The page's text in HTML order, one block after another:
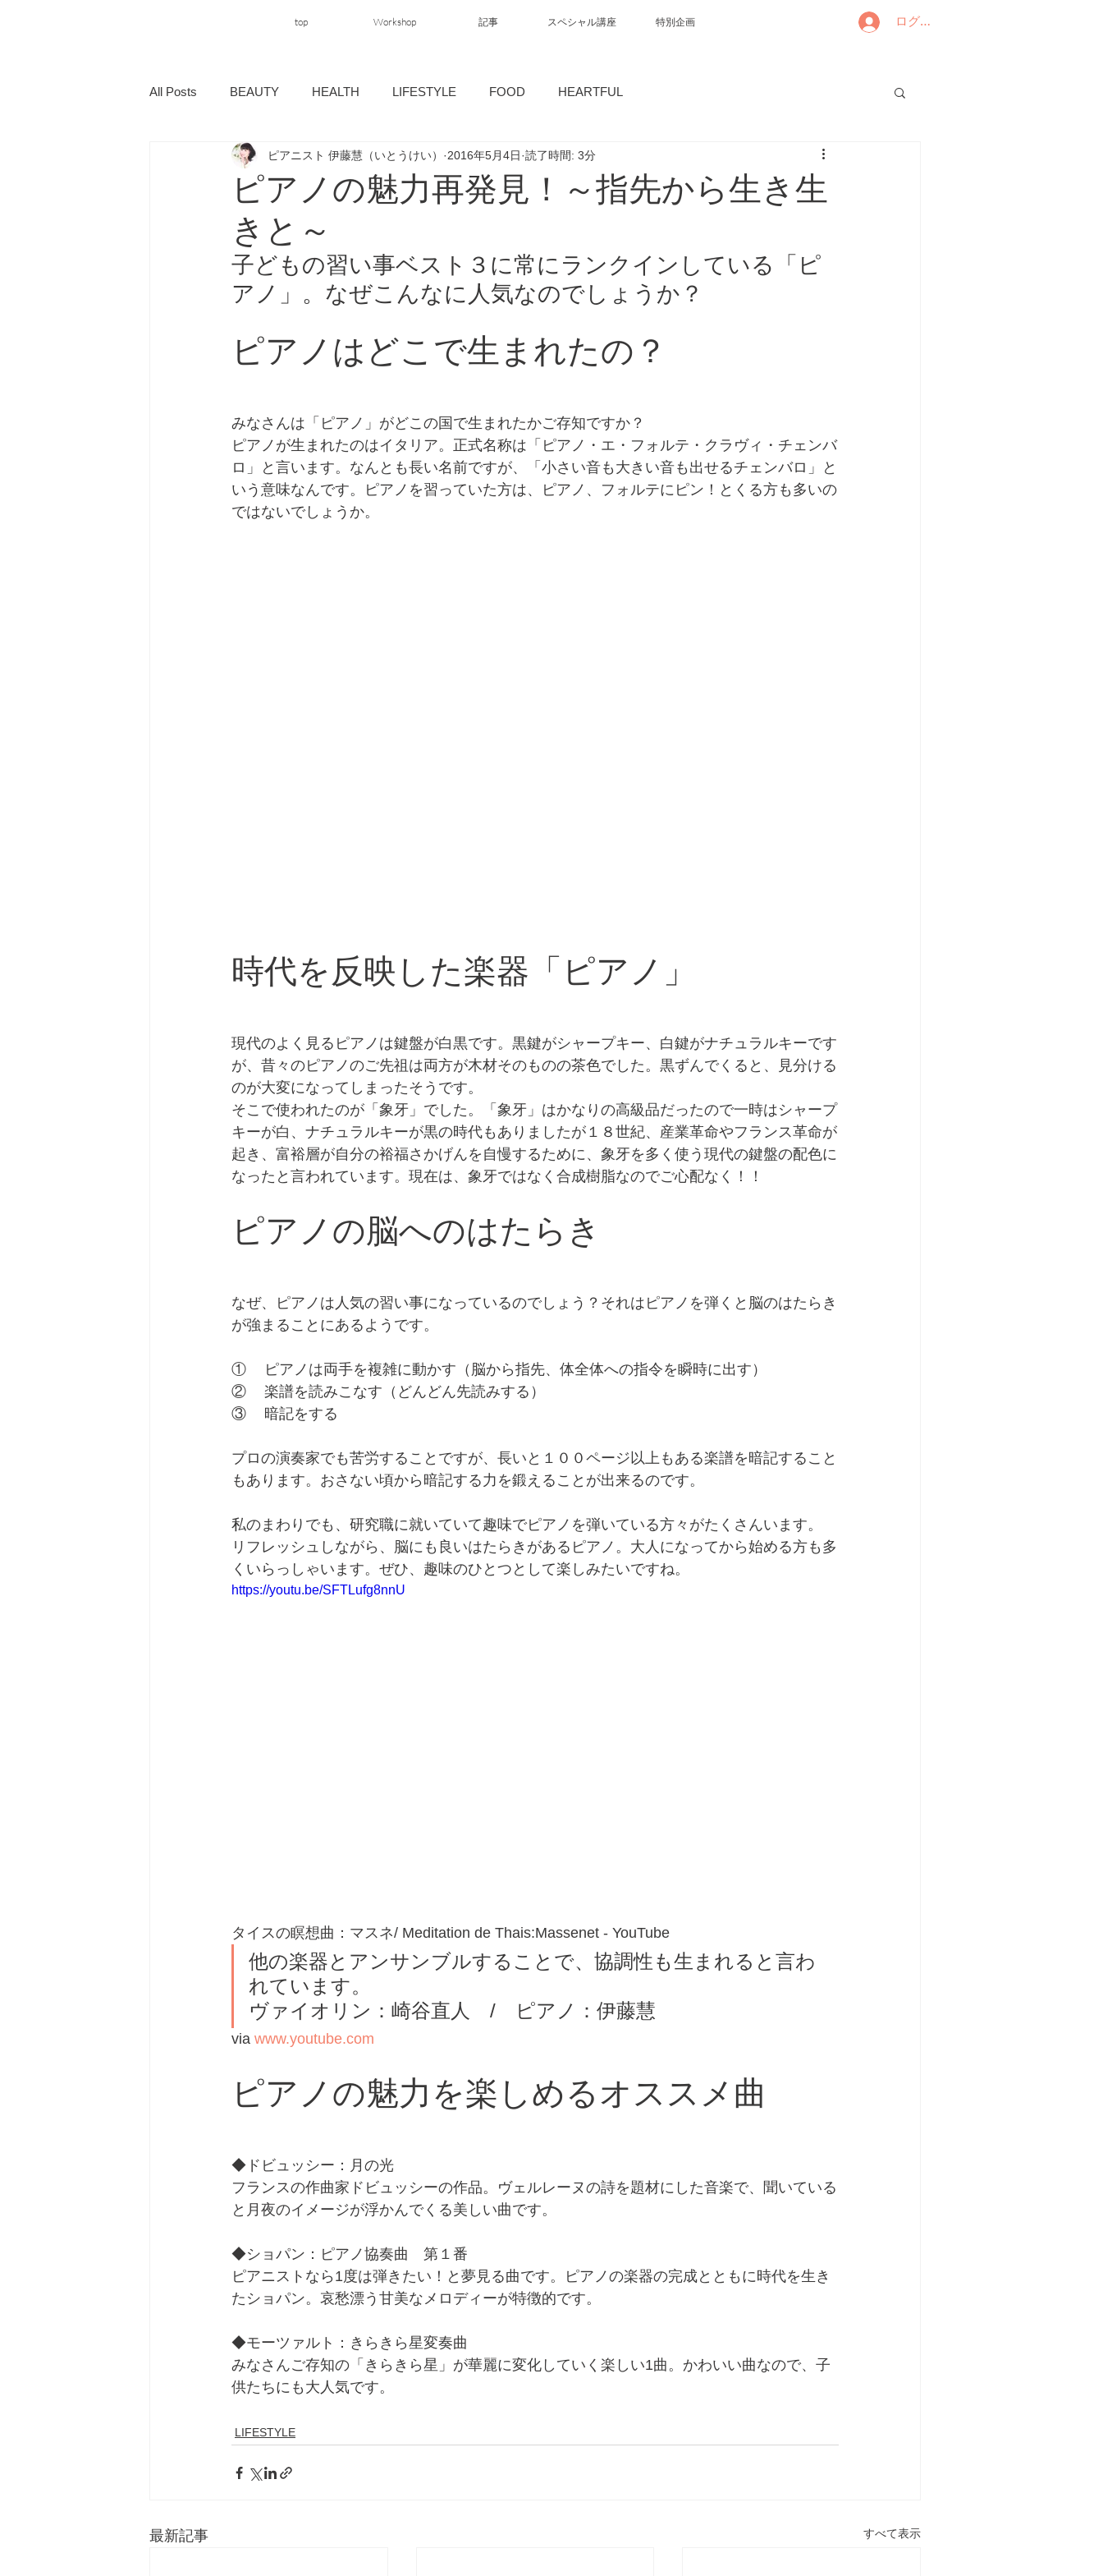
top Workshop 記事 スペシャル講座 特別企画 ログイン
All Posts BEAUTY HEALTH LIFESTYLE FOOD HEARTFUL
ピアノの魅力再発見！～指先から生き生
きと～
ピアニスト 伊藤慧（いとうけい） 2016年5月4日 読了時間: 3分
子どもの習い事ベスト３に常にランクインしている「ピ
アノ」。なぜこんなに人気なのでしょうか？
ピアノはどこで生まれたの？
みなさんは「ピアノ」がどこの国で生まれたかご存知ですか？
ピアノが生まれたのはイタリア。正式名称は「ピアノ・エ・フォルテ・クラヴィ・チェンバ
ロ」と言います。なんとも長い名前ですが、「小さい音も大きい音も出せるチェンバロ」と
いう意味なんです。ピアノを習っていた方は、ピアノ、フォルテにピン！とくる方も多いの
ではないでしょうか。
時代を反映した楽器「ピアノ」
現代のよく見るピアノは鍵盤が白黒です。黒鍵がシャープキー、白鍵がナチュラルキーです
が、昔々のピアノのご先祖は両方が木材そのものの茶色でした。黒ずんでくると、見分ける
のが大変になってしまったそうです。
そこで使われたのが「象牙」でした。「象牙」はかなりの高級品だったので一時はシャープ
キーが白、ナチュラルキーが黒の時代もありましたが１８世紀、産業革命やフランス革命が
起き、富裕層が自分の裕福さかげんを自慢するために、象牙を多く使う現代の鍵盤の配色に
なったと言われています。現在は、象牙ではなく合成樹脂なのでご心配なく！！
ピアノの脳へのはたらき
なぜ、ピアノは人気の習い事になっているのでしょう？それはピアノを弾くと脳のはたらき
が強まることにあるようです。
①	ピアノは両手を複雑に動かす（脳から指先、体全体への指令を瞬時に出す）
②	楽譜を読みこなす（どんどん先読みする）
③	暗記をする
プロの演奏家でも苦労することですが、長いと１００ページ以上もある楽譜を暗記すること
もあります。おさない頃から暗記する力を鍛えることが出来るのです。
私のまわりでも、研究職に就いていて趣味でピアノを弾いている方々がたくさんいます。
リフレッシュしながら、脳にも良いはたらきがあるピアノ。大人になってから始める方も多
くいらっしゃいます。ぜひ、趣味のひとつとして楽しみたいですね。
https://youtu.be/SFTLufg8nnU
タイスの瞑想曲：マスネ/ Meditation de Thais:Massenet - YouTube
他の楽器とアンサンブルすることで、協調性も生まれると言わ
れています。
ヴァイオリン：崎谷直人　/　ピアノ：伊藤慧
via www.youtube.com
ピアノの魅力を楽しめるオススメ曲
◆ドビュッシー：月の光
フランスの作曲家ドビュッシーの作品。ヴェルレーヌの詩を題材にした音楽で、聞いている
と月夜のイメージが浮かんでくる美しい曲です。
◆ショパン：ピアノ協奏曲　第１番
ピアニストなら1度は弾きたい！と夢見る曲です。ピアノの楽器の完成とともに時代を生き
たショパン。哀愁漂う甘美なメロディーが特徴的です。
◆モーツァルト：きらきら星変奏曲
みなさんご存知の「きらきら星」が華麗に変化していく楽しい1曲。かわいい曲なので、子
供たちにも大人気です。
LIFESTYLE
最新記事 すべて表示